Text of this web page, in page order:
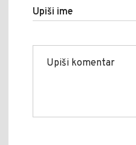
Upiši ime